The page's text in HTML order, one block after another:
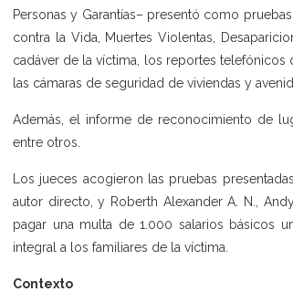
Personas y Garantías– presentó como
contra la Vida, Muertes Violentas,
cadáver de la víctima, los reportes
las cámaras de seguridad de viviendas y
Además, el informe de reconocimiento de
entre otros.
Los jueces acogieron las pruebas
autor directo, y Roberth Alexander A. N.,
pagar una multa de 1.000 salarios básicos
integral a los familiares de la víctima.
Contexto